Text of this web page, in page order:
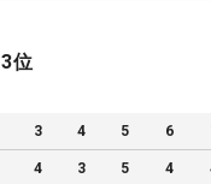
3位
3 4 5 6
4 3 5 4